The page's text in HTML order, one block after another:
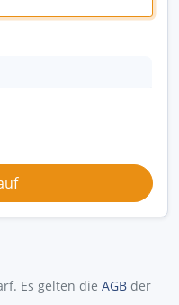
Es gelten die AGB der